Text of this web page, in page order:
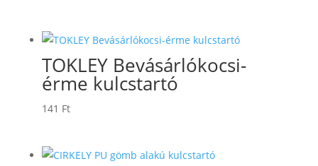
TOKLEY Bevásárlókocsi-
érme kulcstartó
141 Ft